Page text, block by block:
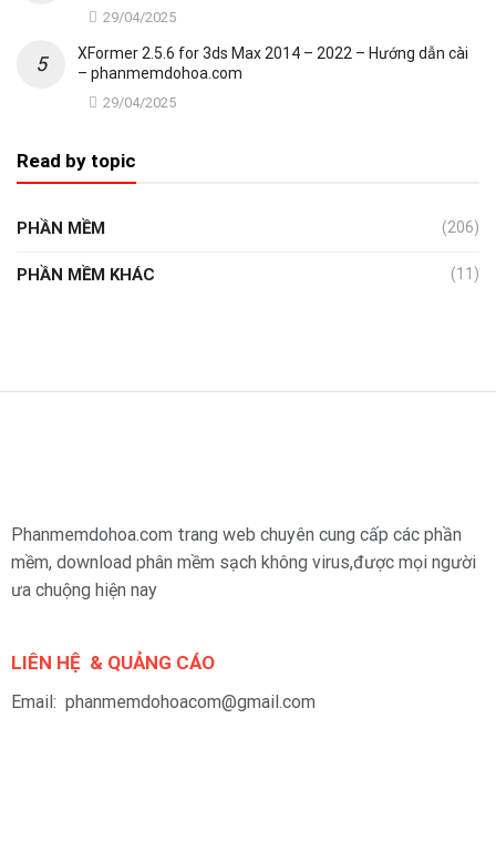
29/04/2025
XFormer 2.5.6 for 3ds Max 2014 – 2022 – Hướng dẫn cài
– phanmemdohoa.com
29/04/2025
Read by topic
PHẦN MỀM (206)
PHẦN MỀM KHÁC (11)
Phanmemdohoa.com trang web chuyên cung cấp các phần
mềm, download phân mềm sạch không virus,được mọi người
ưa chuộng hiện nay
LIÊN HỆ & QUẢNG CÁO
Email: phanmemdohoacom@gmail.com